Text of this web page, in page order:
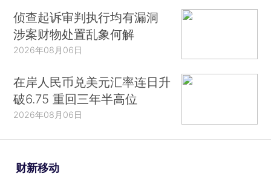
侦查起诉审判执行均有漏洞
涉案财物处置乱象何解
2026年08月06日
在岸人民币兑美元汇率连日升
破6.75 重回三年半高位
2026年08月06日
财新移动